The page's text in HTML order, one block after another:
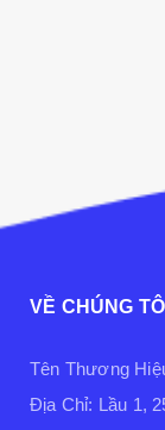
VỀ CHÚNG TÔI
Tên Thương
Địa Chỉ: Lầu 1,